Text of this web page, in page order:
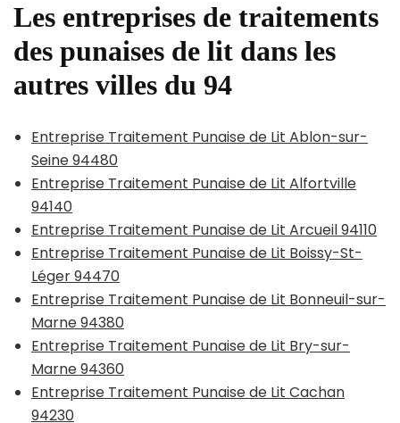
Les entreprises de traitements
des punaises de lit dans les
autres villes du 94
Entreprise Traitement Punaise de Lit Ablon-sur-
Seine 94480
Entreprise Traitement Punaise de Lit Alfortville
94140
Entreprise Traitement Punaise de Lit Arcueil 94110
Entreprise Traitement Punaise de Lit Boissy-St-
Léger 94470
Entreprise Traitement Punaise de Lit Bonneuil-sur-
Marne 94380
Entreprise Traitement Punaise de Lit Bry-sur-
Marne 94360
Entreprise Traitement Punaise de Lit Cachan
94230